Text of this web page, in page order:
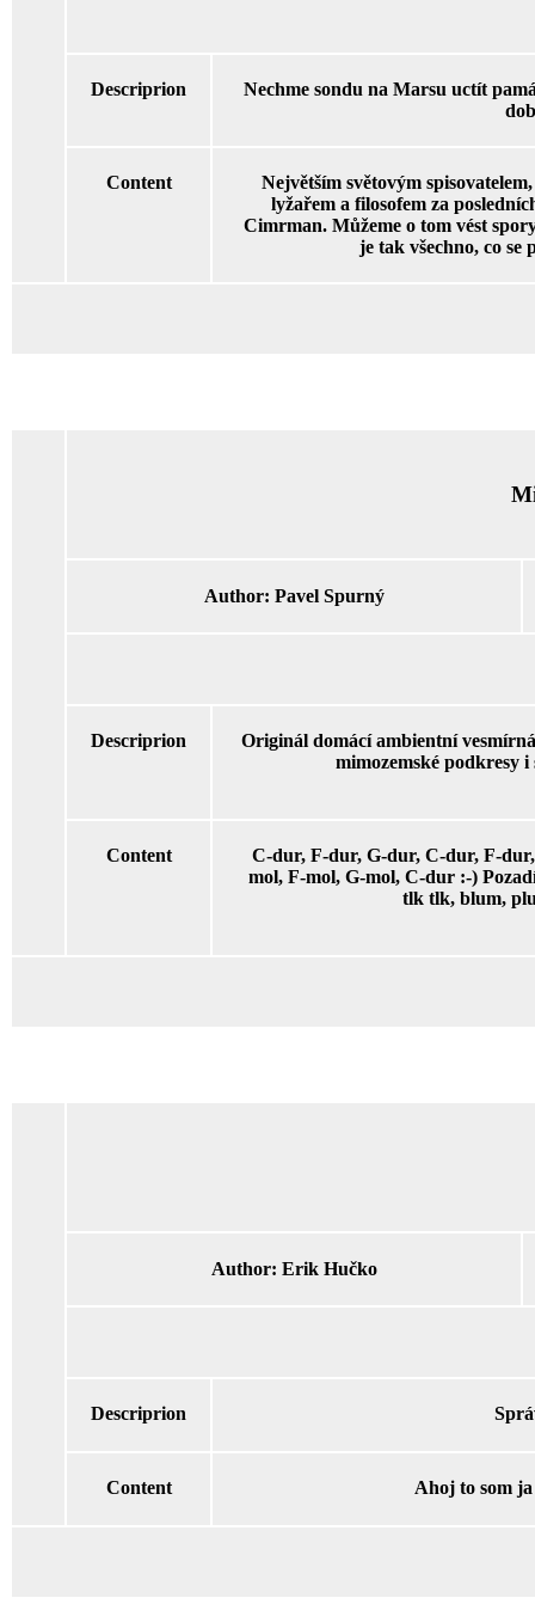
Descriprion
Nechme sondu na Marsu uctít
Content
Největším světovým
lyžařem a filosofem za
Cimrman. Můžeme o tom vést
je tak všechno, co se
Author: Pavel Spurný
Descriprion
Originál domácí ambientní
mimozemské podkresy
Content
C-dur, F-dur, G-dur, C-dur, F-
mol, F-mol, G-mol, C-dur :-)
tlk tlk, blum,
Author: Erik Hučko
Descriprion
Content Ahoj to som